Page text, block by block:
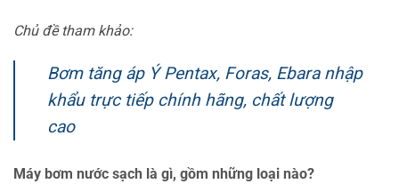
Chủ đề tham khảo:
Bơm tăng áp Ý Pentax, Foras, Ebara nhập
khẩu trực tiếp chính hãng, chất lượng
cao
Máy bơm nước sạch là gì, gồm những loại nào?